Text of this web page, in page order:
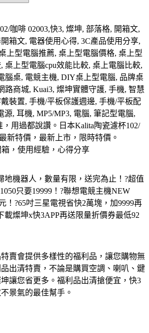
咖啡 02003,快3, 燦坤, 部落格, 開箱文,
箱文, 電器使用心得, 3C產品使用分享,
上型電腦推薦, 桌上型電腦價格, 桌上型
桌上型電腦cpu效能比較, 桌上電腦比較,
腦桌, 電競主機, DIY桌上型電腦, 品牌桌
路商城, Kuai3, 燦坤實體守護, 手機, 智慧
裝置, 手機/平板保護週邊, 手機/平板配
源, 耳機, MP5/MP3, 電腦, 筆記型電腦,
用過都說讚。日本Kalita陶瓷濾杯102/
新特價，最新上市，限時特價。
，使用經驗，心得分享
地機器人，數量有限，送完為止！?超值
只要19999！?聯想電競主機NEW
！?65吋三星電視省快2萬塊，加9999再
載燦坤x快3APP再送限量折價券最低92
賣會提供多樣性的福利品，讓您購物無
出清特賣，不論是購買空調、喇叭、鍵
讓您省更多。福利品出清搶便宜，快3
景氣的最佳幫手。